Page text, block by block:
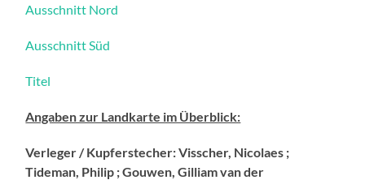
Ausschnitt Nord
Ausschnitt Süd
Titel
Angaben zur Landkarte im Überblick:
Verleger / Kupferstecher: Visscher, Nicolaes ;
Tideman, Philip ; Gouwen, Gilliam van der